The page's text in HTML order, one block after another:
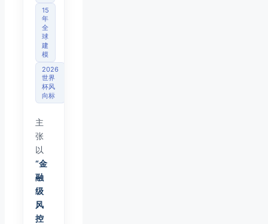
15
年
全
球
建
模
2026
世界
杯风
向标
主
张
以
“金
融
级
风
控